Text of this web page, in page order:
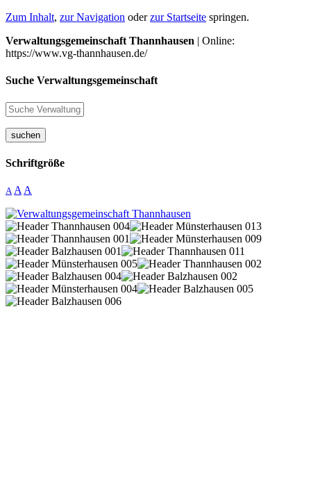
Zum Inhalt, zur Navigation oderzur Startseite springen.
Verwaltungsgemeinschaft Thannhausen | Online:
https://www.vg-thannhausen.de/
Suche Verwaltungsgemeinschaft
suchen
Schriftgröße
A A A